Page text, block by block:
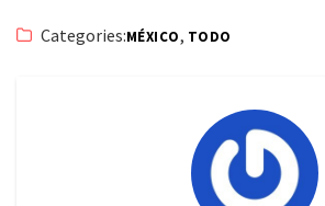
Categories:MÉXICO, TODO